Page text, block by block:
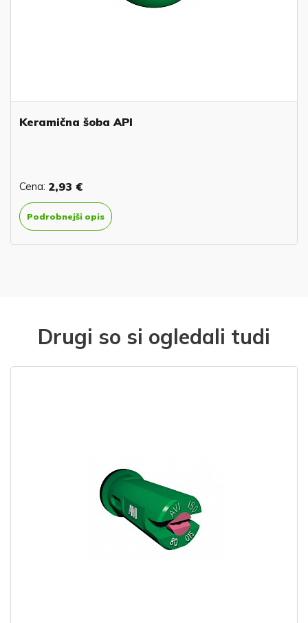
Keramična šoba API
Cena: 2,93 €
Podrobnejši opis
Drugi so si ogledali tudi